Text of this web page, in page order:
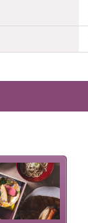
地で特別を
長・神原 裕
作和会席で